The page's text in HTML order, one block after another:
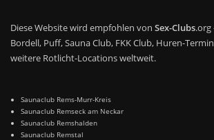
Diese Website wird empfohlen von Sex-Clubs.org
Bordell, Puff, Sauna Club, FKK Club, Huren-
weitere Rotlicht-Locations weltweit.
Saunaclub Rems-Murr-Kreis
Saunaclub Remseck am Neckar
Saunaclub Remshalden
Saunaclub Remstal